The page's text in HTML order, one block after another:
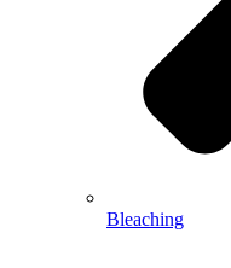
Bleaching